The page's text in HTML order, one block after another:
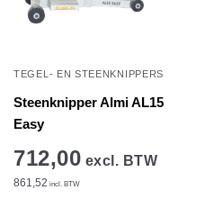
TEGEL- EN STEENKNIPPERS
Steenknipper Almi AL15
Easy
712,00 excl. BTW
861,52 incl. BTW